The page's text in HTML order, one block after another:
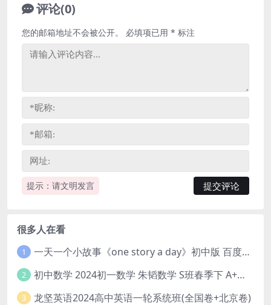
评论(0)
提示：请文明发言
您的邮箱地址不会被公开。 必填项已用 * 标注
很多人在看
1 一天一个小故事《one story a day》初中版 百度网盘分享下载
2 初中数学 2024初一数学 朱韬数学 S班春季下 A+班春季下 百度云网盘
3 龙坚英语2024高中英语一轮系统班(全国卷+北京卷)